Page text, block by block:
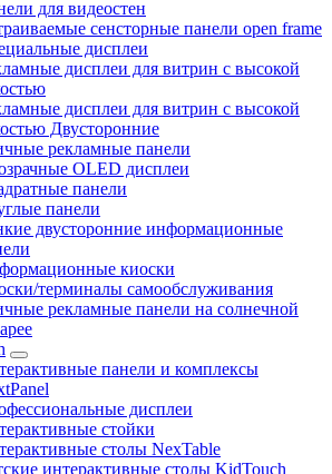
для видеостен
сенсторные панели open frame
дисплеи
дисплеи для витрин с высокой
дисплеи для витрин с высокой
Двусторонние
рекламные панели
OLED дисплеи
панели
панели
двусторонние информационные
киоски
терминалы самообслуживания
рекламные панели на солнечной
панели и комплексы
дисплеи
стойки
столы NexTable
интерактивные столы KidTouch